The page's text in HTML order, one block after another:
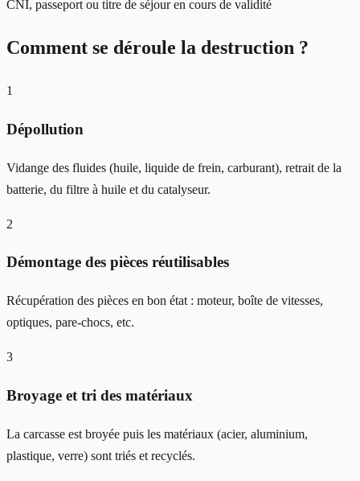
CNI, passeport ou titre de séjour en cours de validité
Comment se déroule la destruction ?
1
Dépollution
Vidange des fluides (huile, liquide de frein, carburant), retrait de la
batterie, du filtre à huile et du catalyseur.
2
Démontage des pièces réutilisables
Récupération des pièces en bon état : moteur, boîte de vitesses,
optiques, pare-chocs, etc.
3
Broyage et tri des matériaux
La carcasse est broyée puis les matériaux (acier, aluminium,
plastique, verre) sont triés et recyclés.